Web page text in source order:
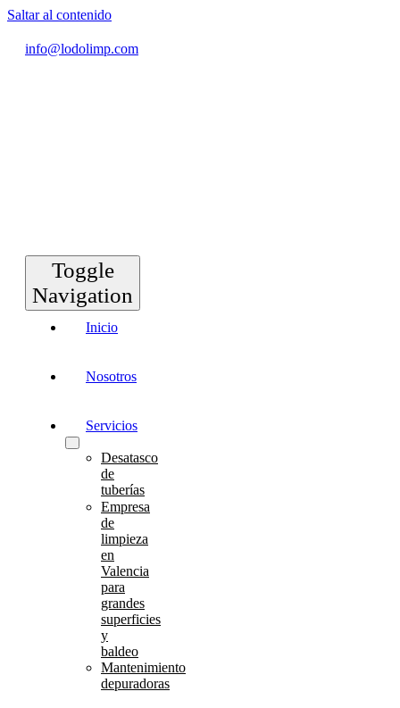
Saltar al contenido
info@lodolimp.com
Toggle
Navigation
Inicio
Nosotros
Servicios
Desatasco
de
tuberías
Empresa
de
limpieza
en
Valencia
para
grandes
superficies
y
baldeo
Mantenimiento
depuradoras